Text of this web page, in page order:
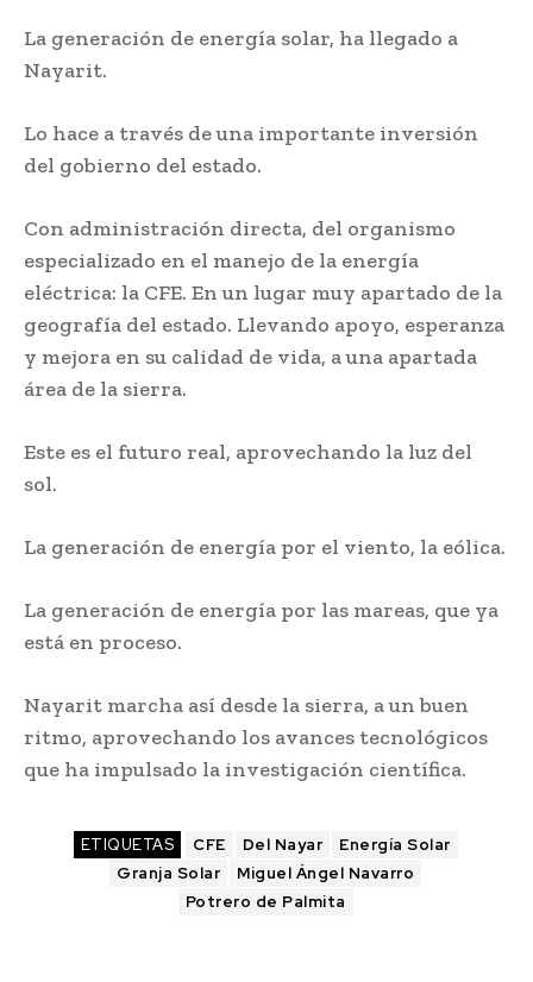
La generación de energía solar, ha llegado a
Nayarit.
Lo hace a través de una importante inversión
del gobierno del estado.
Con administración directa, del organismo
especializado en el manejo de la energía
eléctrica: la CFE. En un lugar muy apartado de la
geografía del estado. Llevando apoyo, esperanza
y mejora en su calidad de vida, a una apartada
área de la sierra.
Este es el futuro real, aprovechando la luz del
sol.
La generación de energía por el viento, la eólica.
La generación de energía por las mareas, que ya
está en proceso.
Nayarit marcha así desde la sierra, a un buen
ritmo, aprovechando los avances tecnológicos
que ha impulsado la investigación científica.
ETIQUETAS CFE Del Nayar
Energía Solar
Granja Solar
Miguel Ángel Navarro
Potrero de Palmita